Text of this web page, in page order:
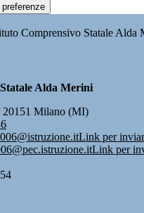
Comprensivo Statale Alda
Alda Merini
20151 Milano (MI)
Link per
Link per